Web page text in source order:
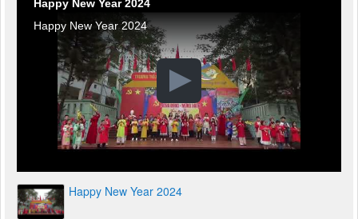
Happy New Year 2024
Happy New Year 2024
Happy New Year 2024